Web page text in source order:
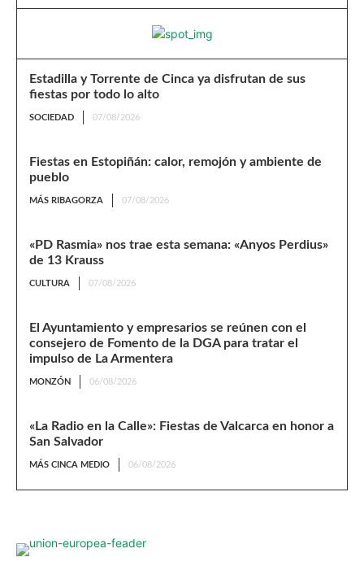
Estadilla y Torrente de Cinca ya disfrutan de sus
fiestas por todo lo alto
SOCIEDAD 07/08/2026
Fiestas en Estopiñán: calor, remojón y ambiente de
pueblo
MÁS RIBAGORZA 07/08/2026
«PD Rasmia» nos trae esta semana: «Anyos Perdius»
de 13 Krauss
CULTURA 07/08/2026
El Ayuntamiento y empresarios se reúnen con el
consejero de Fomento de la DGA para tratar el
impulso de La Armentera
MONZÓN 06/08/2026
«La Radio en la Calle»: Fiestas de Valcarca en honor a
San Salvador
MÁS CINCA MEDIO 06/08/2026